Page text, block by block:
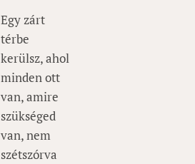
Egy zárt
térbe
kerülsz, ahol
minden ott
van, amire
szükséged
van, nem
szétszórva